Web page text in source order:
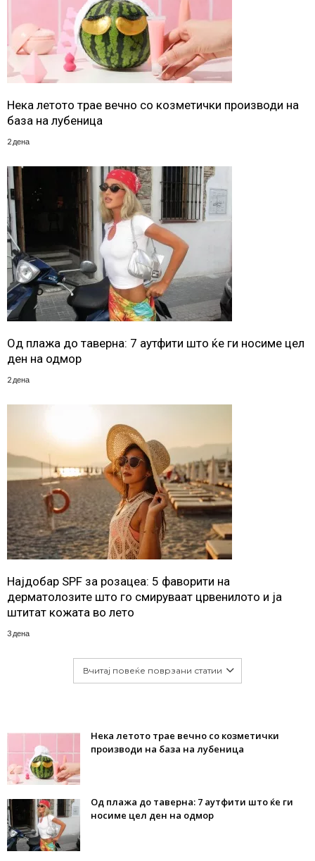
Нека летото трае вечно со козметички производи на
база на лубеница
2 дена
Од плажа до таверна: 7 аутфити што ќе ги носиме цел
ден на одмор
2 дена
Најдобар SPF за розацеа: 5 фаворити на
дерматолозите што го смируваат црвенилото и ја
штитат кожата во лето
3 дена
Вчитај повеќе поврзани статии
Нека летото трае вечно со козметички
производи на база на лубеница
Од плажа до таверна: 7 аутфити што ќе ги
носиме цел ден на одмор